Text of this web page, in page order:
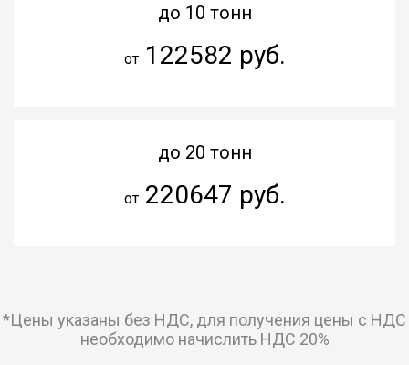
до 10 тонн
от122582 руб.
до 20 тонн
от220647 руб.
*Цены указаны без НДС, для получения цены с НДС
необходимо начислить НДС 20%